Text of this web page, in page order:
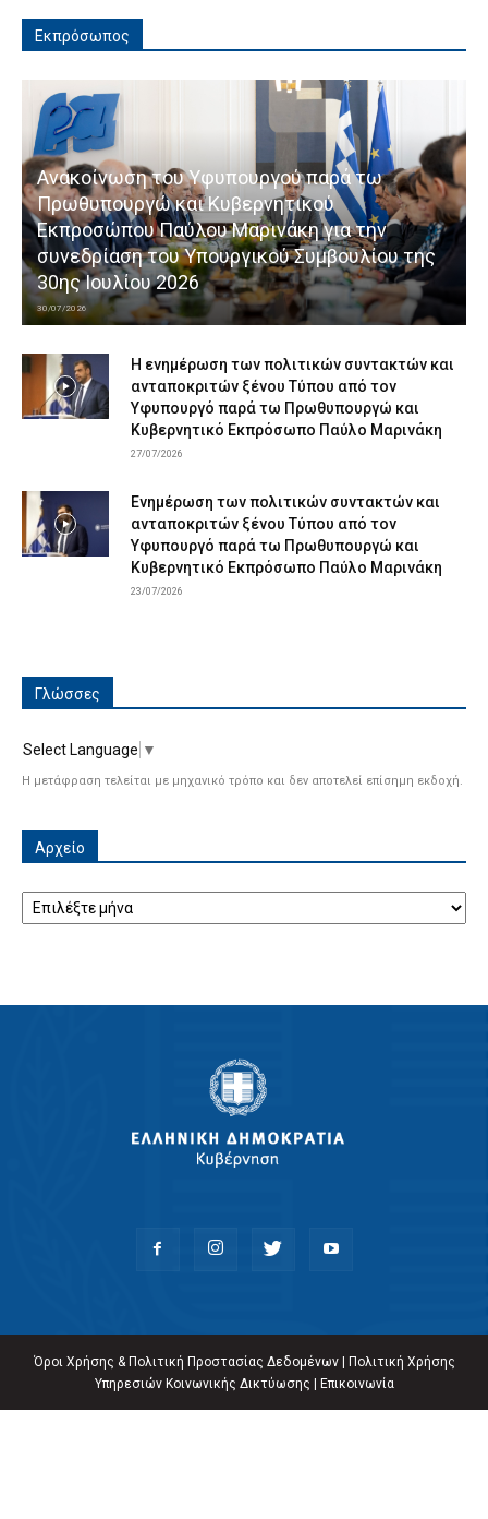
Εκπρόσωπος
Ανακοίνωση του Υφυπουργού παρά τω
Πρωθυπουργώ και Κυβερνητικού
Εκπροσώπου Παύλου Μαρινάκη για την
συνεδρίαση του Υπουργικού Συμβουλίου της
30ης Ιουλίου 2026
30/07/2026
Η ενημέρωση των πολιτικών συντακτών και
ανταποκριτών ξένου Τύπου από τον
Υφυπουργό παρά τω Πρωθυπουργώ και
Κυβερνητικό Εκπρόσωπο Παύλο Μαρινάκη
27/07/2026
Ενημέρωση των πολιτικών συντακτών και
ανταποκριτών ξένου Τύπου από τον
Υφυπουργό παρά τω Πρωθυπουργώ και
Κυβερνητικό Εκπρόσωπο Παύλο Μαρινάκη
23/07/2026
Γλώσσες
Select Language ▼
Η μετάφραση τελείται με μηχανικό τρόπο και δεν αποτελεί επίσημη εκδοχή.
Αρχείο
Όροι Χρήσης & Πολιτική Προστασίας Δεδομένων|
Πολιτική Χρήσης
Υπηρεσιών Κοινωνικής Δικτύωσης
Επικοινωνία